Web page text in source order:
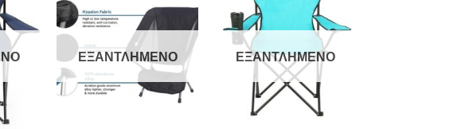
Add to
wishlist
Add to
ΕΞΑΝΤΛΗΜΈΝΟ
Add to
wishlist
ΕΞΑΝΤΛΗΜΈΝΟ